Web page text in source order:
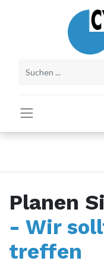
Planen
- Wir
treffen